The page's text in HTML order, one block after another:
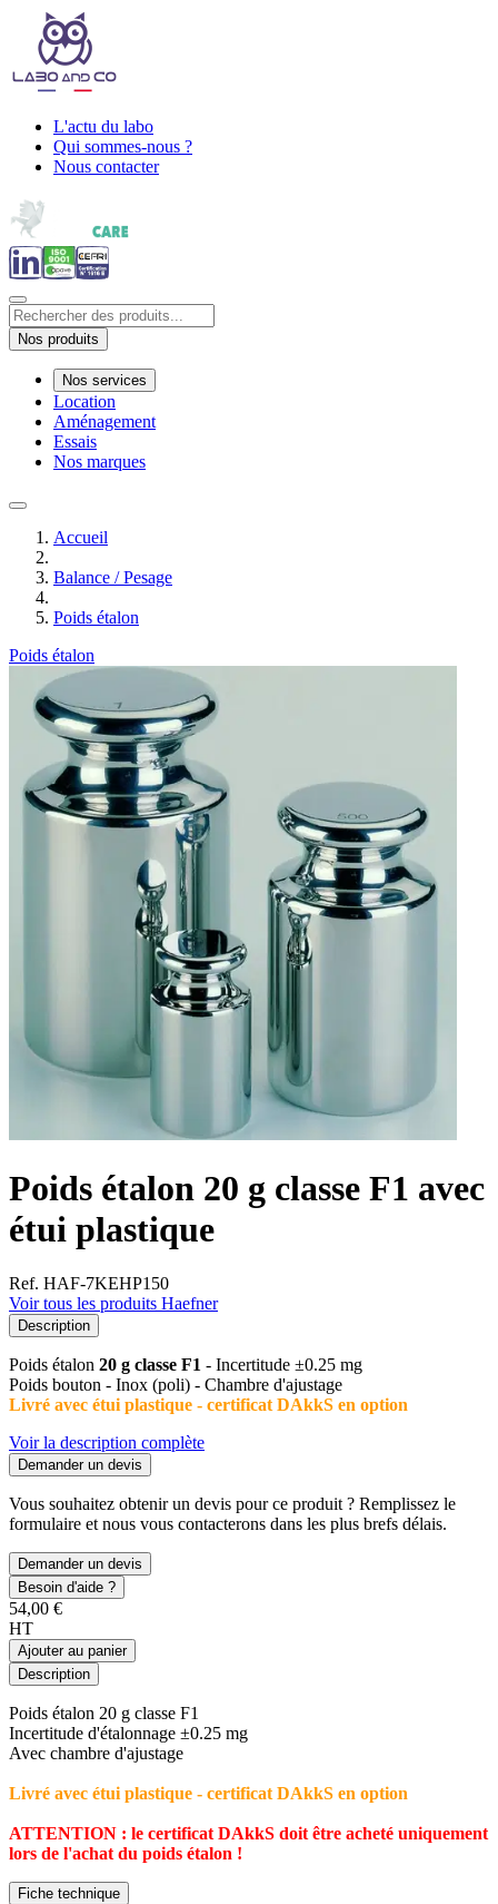
L'actu du labo
Qui sommes-nous ?
Nous contacter
Nos produits
Nos services
Location
Aménagement
Essais
Nos marques
Accueil
Balance / Pesage
Poids étalon
Poids étalon
Poids étalon 20 g classe F1 avec
étui plastique
Ref. HAF-7KEHP150
Voir tous les produits Haefner
Description
Poids étalon 20 g classe F1 - Incertitude ±0.25 mg
Poids bouton - Inox (poli) - Chambre d'ajustage
Livré avec étui plastique - certificat DAkkS en option
Voir la description complète
Demander un devis
Vous souhaitez obtenir un devis pour ce produit ? Remplissez le
formulaire et nous vous contacterons dans les plus brefs délais.
Demander un devis
Besoin d'aide ?
54,00 €
HT
Ajouter au panier
Description
Poids étalon 20 g classe F1
Incertitude d'étalonnage ±0.25 mg
Avec chambre d'ajustage
Livré avec étui plastique - certificat DAkkS en option
ATTENTION : le certificat DAkkS doit être acheté uniquement
lors de l'achat du poids étalon !
Fiche technique